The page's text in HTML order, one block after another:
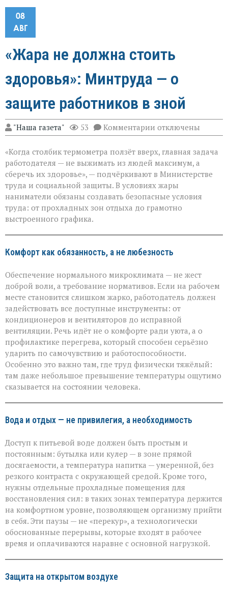
08
АВГ
«Жара не должна стоить
здоровья»: Минтруда — о
защите работников в зной
"Наша газета" 53 Комментарии к
записи
не
должна
стоить
здоровья»:
Минтруда — о
защите
работников
в
отключены
«Когда столбик термометра ползёт вверх, главная задача
работодателя — не выжимать из людей максимум, а
сберечь их здоровье», — подчёркивают в Министерстве
труда и социальной защиты. В условиях жары
наниматели обязаны создавать безопасные условия
труда: от прохладных зон отдыха до грамотно
выстроенного графика.
Комфорт как обязанность, а не любезность
Обеспечение нормального микроклимата — не жест
доброй воли, а требование нормативов. Если на рабочем
месте становится слишком жарко, работодатель должен
задействовать все доступные инструменты: от
кондиционеров и вентиляторов до исправной
вентиляции. Речь идёт не о комфорте ради уюта, а о
профилактике перегрева, который способен серьёзно
ударить по самочувствию и работоспособности.
Особенно это важно там, где труд физически тяжёлый:
там даже небольшое превышение температуры ощутимо
сказывается на состоянии человека.
Вода и отдых — не привилегия, а необходимость
Доступ к питьевой воде должен быть простым и
постоянным: бутылка или кулер — в зоне прямой
досягаемости, а температура напитка — умеренной, без
резкого контраста с окружающей средой. Кроме того,
нужны отдельные прохладные помещения для
восстановления сил: в таких зонах температура держится
на комфортном уровне, позволяющем организму прийти
в себя. Эти паузы — не «перекур», а технологически
обоснованные перерывы, которые входят в рабочее
время и оплачиваются наравне с основной нагрузкой.
Защита на открытом воздухе